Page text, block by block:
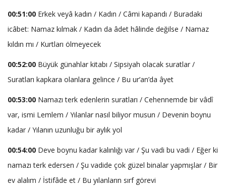
00:51:00 Erkek veyâ kadın / Kadın / Câmi kapandı / Buradaki
icâbet: Namaz kılmak / Kadın da âdet hâlinde değilse / Namaz
kıldın mı / Kurtları ölmeyecek
00:52:00 Büyük günahlar kitabı / Sipsiyah olacak suratlar /
Suratları kapkara olanlara gelince / Bu ur’an’da âyet
00:53:00 Namazı terk edenlerin suratları / Cehennemde bir vâdî
var, ismi Lemlem / Yılanlar nasıl biliyor musun / Devenin boynu
kadar / Yılanın uzunluğu bir aylık yol
00:54:00 Deve boynu kadar kalınlığı var / Şu vadi bu vadi / Eğer ki
namazı terk edersen / Şu vadide çok güzel binalar yapmışlar / Bir
ev alalım / İstifâde et / Bu yılanların sırf görevi